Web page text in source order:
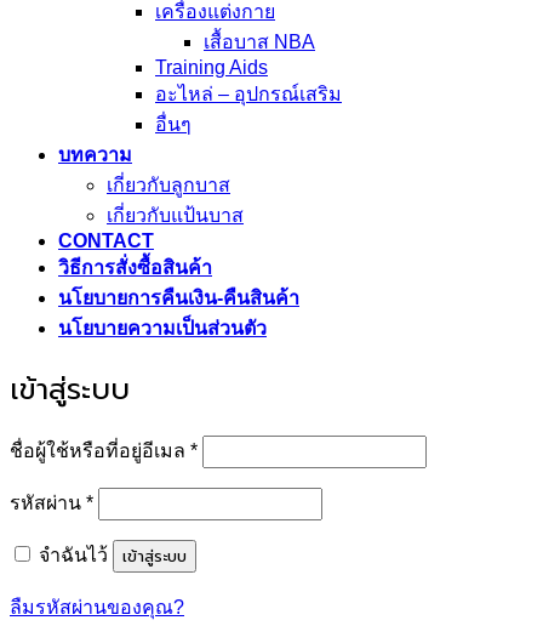
เครื่องแต่งกาย
เสื้อบาส NBA
Training Aids
อะไหล่ – อุปกรณ์เสริม
อื่นๆ
บทความ
เกี่ยวกับลูกบาส
เกี่ยวกับแป้นบาส
CONTACT
วิธีการสั่งซื้อสินค้า
นโยบายการคืนเงิน-คืนสินค้า
นโยบายความเป็นส่วนตัว
เข้าสู่ระบบ
ชื่อผู้ใช้หรือที่อยู่อีเมล *ต้องการ
รหัสผ่าน *ต้องการ
จำฉันไว้ เข้าสู่ระบบ
ลืมรหัสผ่านของคุณ?